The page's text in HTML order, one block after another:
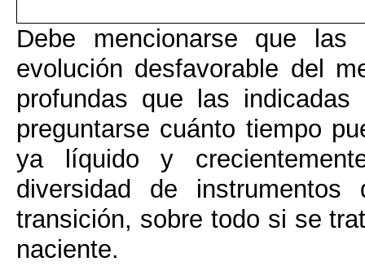
Debe mencionarse que
evolución desfavorable del
profundas que las
preguntarse cuánto tiempo
ya líquido y
diversidad de
transición, sobre todo si se
naciente.